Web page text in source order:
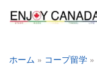
ホーム » コープ留学 »